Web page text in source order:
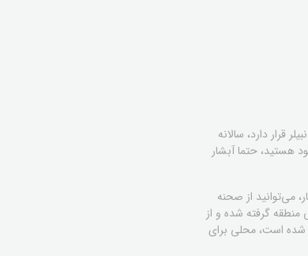
قرار دارد، سالانه
هستید، حتما آبشار
می‌توانید از صحنه
منطقه گرفته شده و از
شده است، محلی برای